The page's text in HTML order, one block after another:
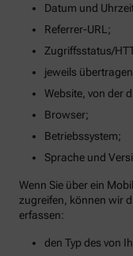
Datum und
Referrer-URL;
Zugriffsstatus/
jeweils
Website, von der
Browser;
Betriebssystem;
Sprache und
Wenn Sie über ein
zugreifen, können wir
erfassen:
den Typ des von